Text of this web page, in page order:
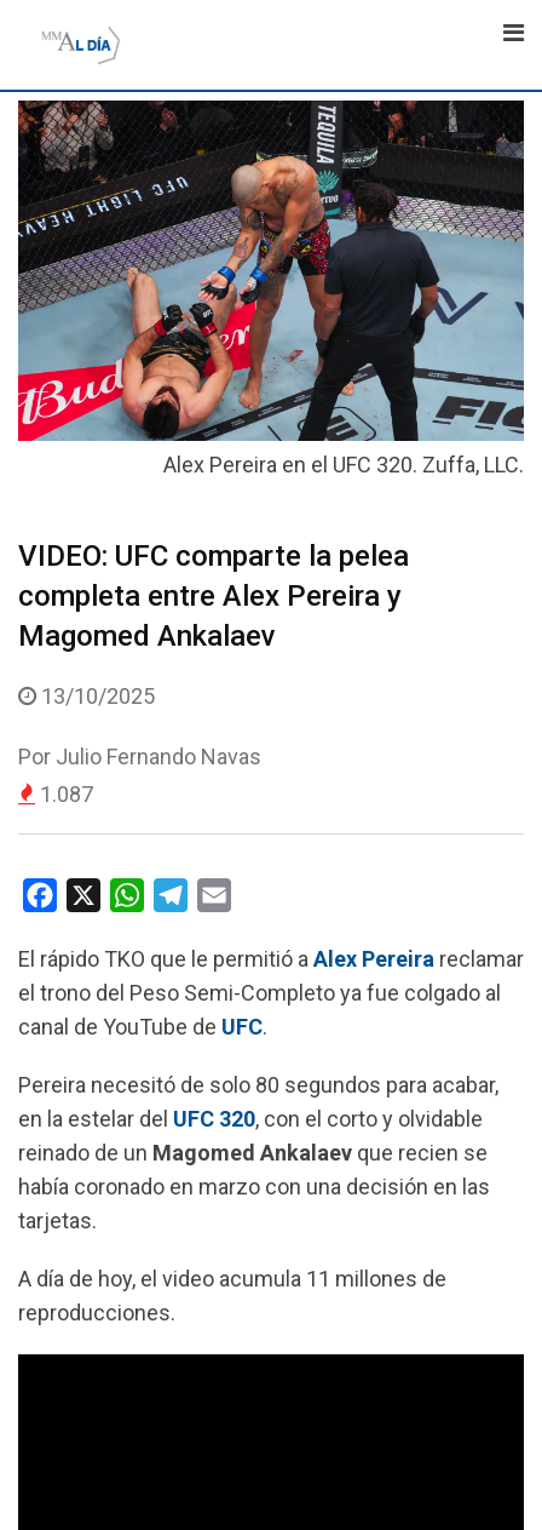
Alex Pereira en el UFC 320. Zuffa, LLC.
VIDEO: UFC comparte la pelea
completa entre Alex Pereira y
Magomed Ankalaev
13/10/2025
Por Julio Fernando Navas
1.087
c
e
b
o
k
W
a
t
s
p
p
e
g
a
m
a
i
l
El rápido TKO que le permitió a Alex Pereira reclamar
el trono del Peso Semi-Completo ya fue colgado al
canal de YouTube de UFC.
Pereira necesitó de solo 80 segundos para acabar,
en la estelar del UFC 320, con el corto y olvidable
reinado de un Magomed Ankalaev que recien se
había coronado en marzo con una decisión en las
tarjetas.
A día de hoy, el video acumula 11 millones de
reproducciones.